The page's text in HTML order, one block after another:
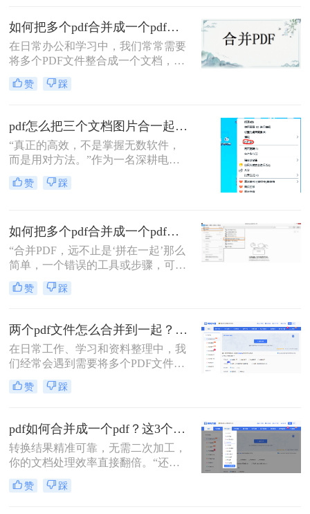
急的！”这样的场景，你是否熟悉？
如何把多个pdf合并成一个pdf？来试试这两种高效方法！
在日常办公和学习中，我们常常需要
将多个PDF文件整合成一个文档，以
便更好地管理和分享信息。那么如何
把多个pdf合并成一个pdf呢？为了帮
介绍两种简单而实用的方法来合并多
个PDF文件。
赞 踩
pdf怎么把三个文档图片合一起？三招搞定，最后一招在线即用无门槛！
“真正的高效，不是掌握无数软件，
而是用对方法。”作为一名深耕电脑
办公软件测评多年的博主，小编经常
在后台收到类似的求助：“手头有三
一个PDF文件里？”
赞 踩
如何把多个pdf合并成一个pdf？5种高效合并方法详解！
“合并PDF，远不止是‘拼在一起’那么
简单，一个错误的工具或步骤，可能
让你精心排版的文档面目全
非。”——这是从业多年，处理过上
赞 踩
两个pdf文件怎么合并到一起？一篇涵盖所有主流方法的终极指南！
在日常工作、学习和资料整理中，我
们经常会遇到需要将多个PDF文件合
并为一个的情况。无论是整合多个章
节的电子书、汇总一份报告的各个部
PDF文档，掌握高效、可靠的PDF合
并技能至关重要。市面上有许多工具
可以实现这一功能，但各有优劣。那
么两个pdf文件怎么合并到一起呢？本
文将为您详细介绍四种主流且有效的
方法，从在线工具的便捷到专业软件
赞 踩
pdf如何合并成一个pdf？这3个免费高效方法，职场人必须掌握！
转换结果精准可靠，无需二次加工，
你的文档处理效率直接翻倍。“还在
为合并几十个PDF报告而头疼？你浪
费在重复操作上的时间，够你学一个
赞 踩